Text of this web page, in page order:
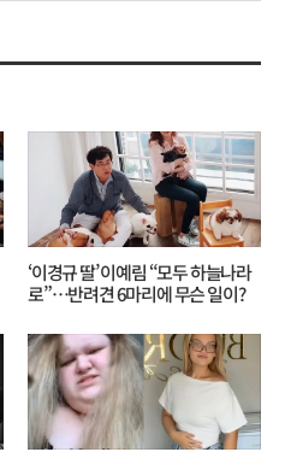
공
‘이경규 딸’ 이예림 “모두 하늘나라
로”⋯반려견 6마리에 무슨 일이?